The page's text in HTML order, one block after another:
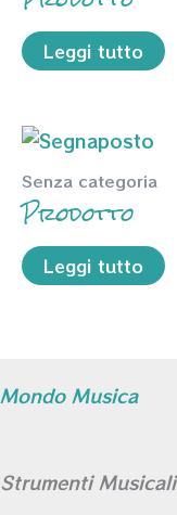
Leggi tutto
Senza categoria
Prodotto
Leggi tutto
Mondo Musica
Strumenti Musicali